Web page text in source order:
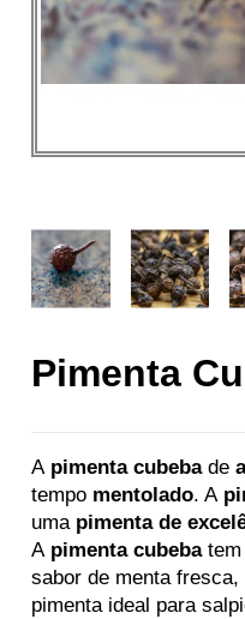
Pimenta
A pimenta cubebade
tempo mentolado. A
uma pimenta de
A pimenta cubeba
sabor de menta
pimenta ideal para